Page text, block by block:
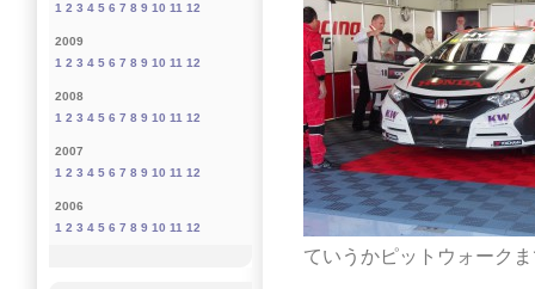
ていうかピットウォーク
1 2 3 4 5 6 7 8 9 10 11 12
2009
1 2 3 4 5 6 7 8 9 10 11 12
2008
1 2 3 4 5 6 7 8 9 10 11 12
2007
1 2 3 4 5 6 7 8 9 10 11 12
2006
1 2 3 4 5 6 7 8 9 10 11 12